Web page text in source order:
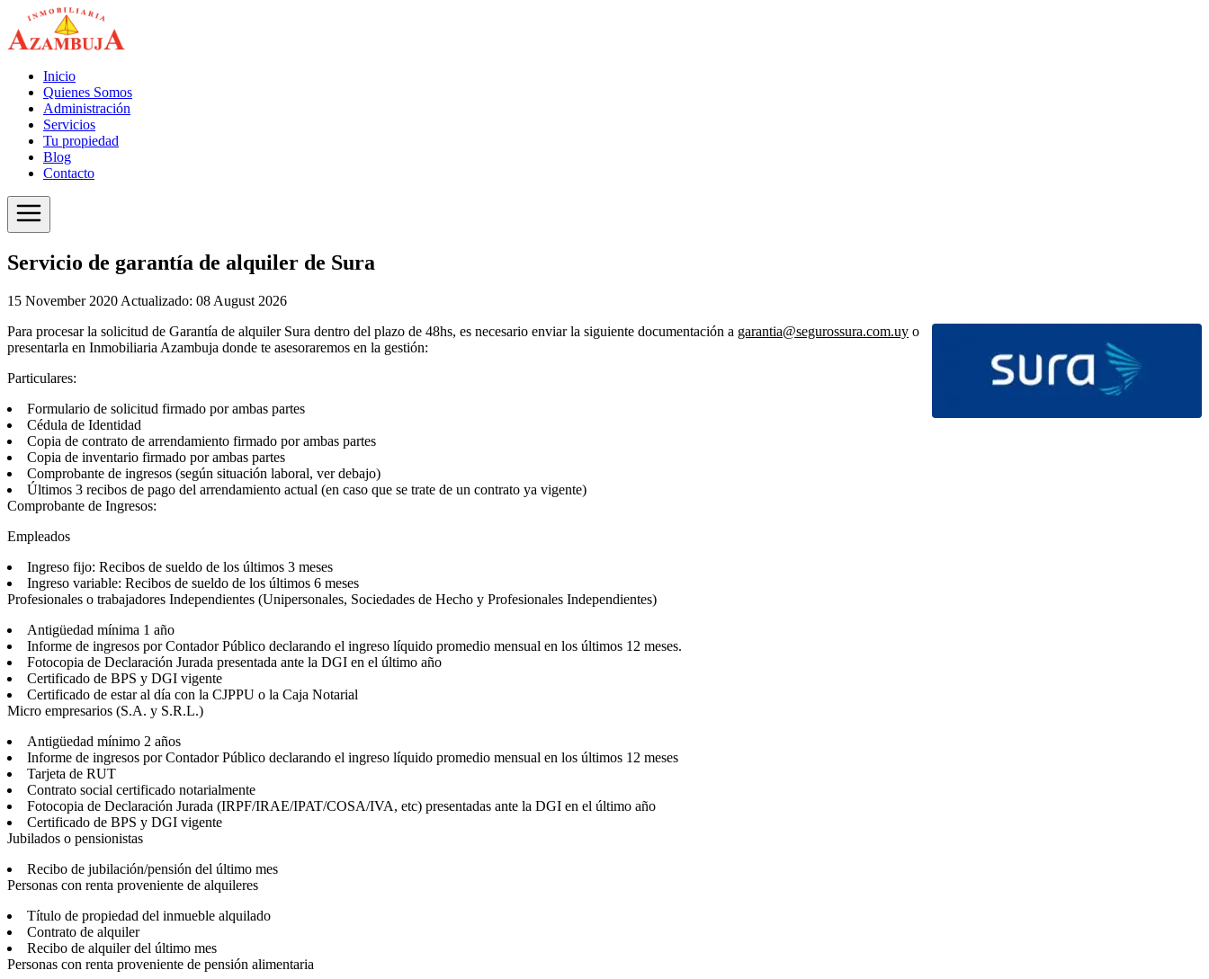
Inicio
Quienes Somos
Administración
Servicios
Tu propiedad
Blog
Contacto
Servicio de garantía de alquiler de Sura
15 November 2020 Actualizado: 08 August 2026
Para procesar la solicitud de Garantía de alquiler Sura dentro del plazo de 48hs, es necesario enviar la siguiente documentación a garantia@segurossura.com.uy o
presentarla en Inmobiliaria Azambuja donde te asesoraremos en la gestión:
Particulares:
Formulario de solicitud firmado por ambas partes
Cédula de Identidad
Copia de contrato de arrendamiento firmado por ambas partes
Copia de inventario firmado por ambas partes
Comprobante de ingresos (según situación laboral, ver debajo)
Últimos 3 recibos de pago del arrendamiento actual (en caso que se trate de un contrato ya vigente)
Comprobante de Ingresos:
Empleados
Ingreso fijo: Recibos de sueldo de los últimos 3 meses
Ingreso variable: Recibos de sueldo de los últimos 6 meses
Profesionales o trabajadores Independientes (Unipersonales, Sociedades de Hecho y Profesionales Independientes)
Antigüedad mínima 1 año
Informe de ingresos por Contador Público declarando el ingreso líquido promedio mensual en los últimos 12 meses.
Fotocopia de Declaración Jurada presentada ante la DGI en el último año
Certificado de BPS y DGI vigente
Certificado de estar al día con la CJPPU o la Caja Notarial
Micro empresarios (S.A. y S.R.L.)
Antigüedad mínimo 2 años
Informe de ingresos por Contador Público declarando el ingreso líquido promedio mensual en los últimos 12 meses
Tarjeta de RUT
Contrato social certificado notarialmente
Fotocopia de Declaración Jurada (IRPF/IRAE/IPAT/COSA/IVA, etc) presentadas ante la DGI en el último año
Certificado de BPS y DGI vigente
Jubilados o pensionistas
Recibo de jubilación/pensión del último mes
Personas con renta proveniente de alquileres
Título de propiedad del inmueble alquilado
Contrato de alquiler
Recibo de alquiler del último mes
Personas con renta proveniente de pensión alimentaria